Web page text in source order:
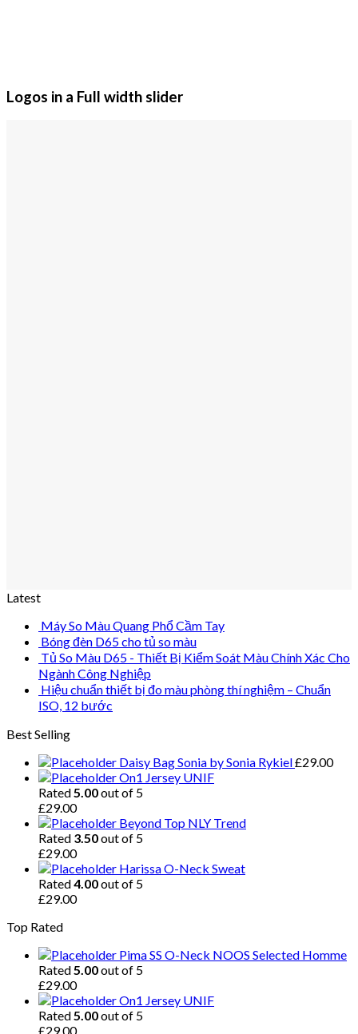
Logos in a Full width slider
Latest
Máy So Màu Quang Phổ Cầm Tay
Bóng đèn D65 cho tủ so màu
Tủ So Màu D65 - Thiết Bị Kiểm Soát Màu Chính Xác Cho
Ngành Công Nghiệp
Hiệu chuẩn thiết bị đo màu phòng thí nghiệm – Chuẩn
ISO, 12 bước
Best Selling
Daisy Bag Sonia by Sonia Rykiel£29.00
On1 Jersey UNIF
Rated5.00out of 5
£29.00
Beyond Top NLY Trend
Rated 3.50out of 5
£29.00
Harissa O-Neck Sweat
Rated4.00out of 5
£29.00
Top Rated
Pima SS O-Neck NOOS Selected Homme
Rated5.00out of 5
£29.00
On1 Jersey UNIF
Rated5.00out of 5
£29.00